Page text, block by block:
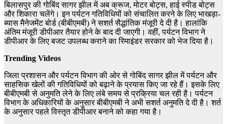
बिलासपुर की गोबिंद सागर झील में अब क्रूज, मोटर बोट्स, हाई स्पीड बोट्स
और शिकारा चलेंगे। इन पर्यटन गतिविधियों को संचालित करने के लिए भाखड़ा-
ब्यास मैनेजमेंट बोर्ड (बीबीएमबी) ने सशर्त सैद्धांतिक मंजूरी दे दी है। हालांकि
अंतिम मंजूरी डीपीआर तैयार होने के बाद दी जाएगी। वहीं, पर्यटन विभाग ने
डीपीआर के लिए बजट उपलब्ध कराने का रिमाइंडर सरकार को भेज दिया है।
Trending Videos
जिला प्रशासन और पर्यटन विभाग की ओर से गोबिंद सागर झील में पर्यटन और
साहसिक खेलों की गतिविधियों को बढ़ाने के प्रयास किए जा रहे हैं। इसके लिए
बीबीएमबी से अनुमति लेने के लिए लंबे समय से प्रक्रिया चल रही है। पर्यटन
विभाग के अधिकारियों के अनुसार बीबीएमबी ने अभी सशर्त अनुमति दे दी है। शर्त
के अनुसार पहले विस्तृत डीपीआर बनाने को कहा गया है।